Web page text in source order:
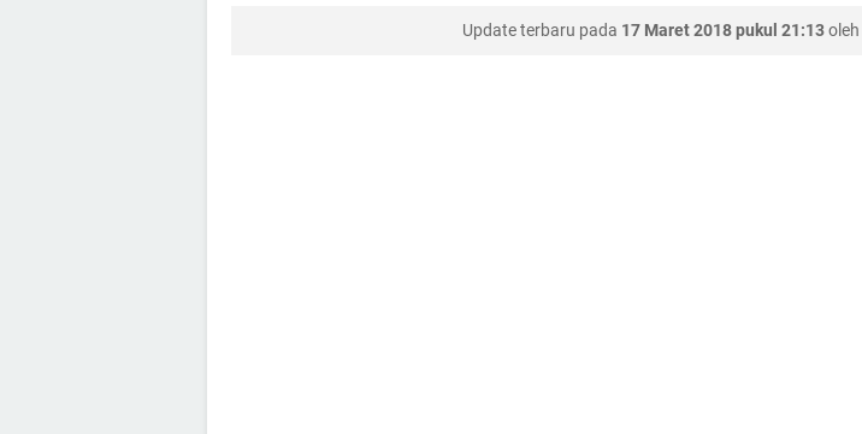
Update terbaru pada 17 Maret 2018 pukul 21:13oleh